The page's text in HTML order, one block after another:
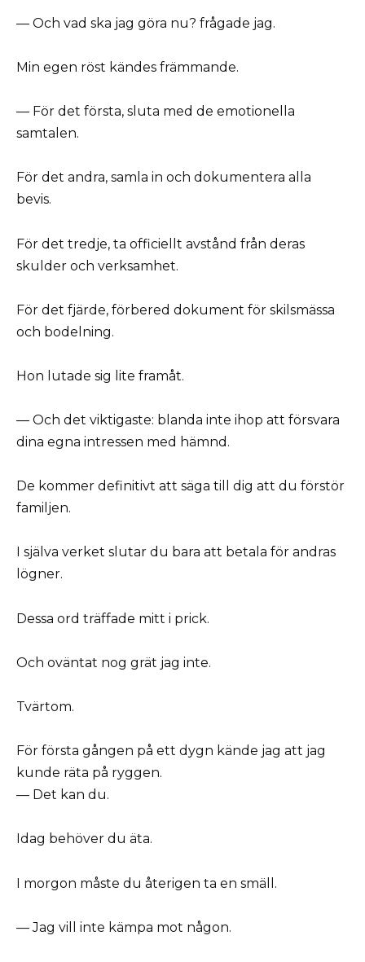
— Och vad ska jag göra nu? frågade jag.
Min egen röst kändes främmande.
— För det första, sluta med de emotionella
samtalen.
För det andra, samla in och dokumentera alla
bevis.
För det tredje, ta officiellt avstånd från deras
skulder och verksamhet.
För det fjärde, förbered dokument för skilsmässa
och bodelning.
Hon lutade sig lite framåt.
— Och det viktigaste: blanda inte ihop att försvara
dina egna intressen med hämnd.
De kommer definitivt att säga till dig att du förstör
familjen.
I själva verket slutar du bara att betala för andras
lögner.
Dessa ord träffade mitt i prick.
Och oväntat nog grät jag inte.
Tvärtom.
För första gången på ett dygn kände jag att jag
kunde räta på ryggen.
— Det kan du.
Idag behöver du äta.
I morgon måste du återigen ta en smäll.
— Jag vill inte kämpa mot någon.